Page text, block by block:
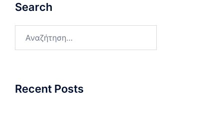
Search
Recent Posts